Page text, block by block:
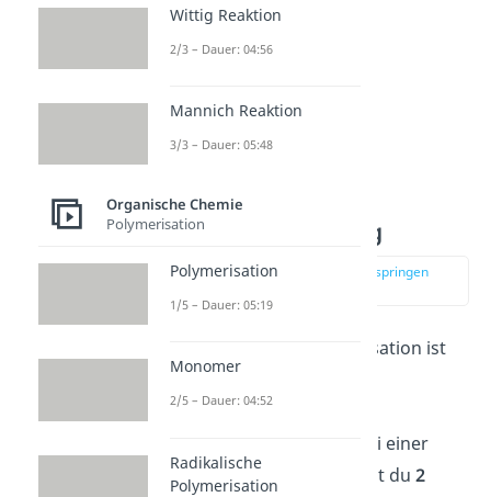
Kettenübertragung
zur Stelle im Video springen
Die radikalische Polymerisation ist
anfällig für bestimmte
Nebenreaktionen
. Bei einer
Kettenübertragung kannst du2
Wittig Reaktion
2/3 – Dauer: 04:56
Mannich Reaktion
3/3 – Dauer: 05:48
Organische Chemie
Polymerisation
Polymerisation
1/5 – Dauer: 05:19
Monomer
2/5 – Dauer: 04:52
Radikalische
Polymerisation